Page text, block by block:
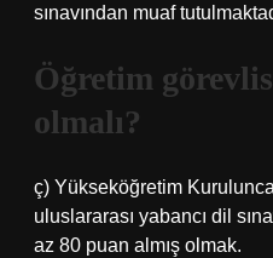
sınavından muaf
Öğretim
olmalı?
ç) Yükseköğretim
uluslararası yabancı dil
az 80 puan almış olmak.